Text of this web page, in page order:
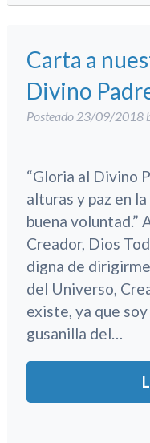
Carta a
Divino
Posteado 23/09/2018
“Gloria al Divino
alturas y paz en
buena voluntad.”
Creador, Dios
digna de
del Universo,
existe, ya que
gusanilla del…